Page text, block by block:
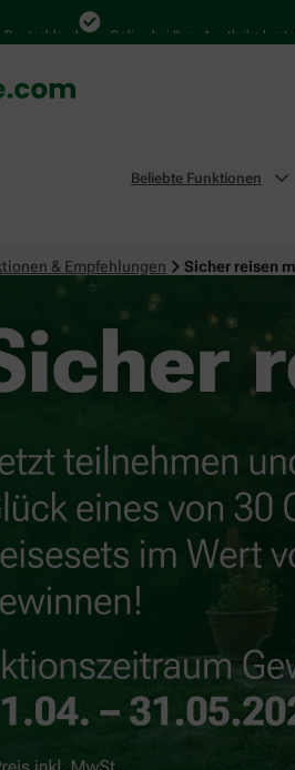
Online bei Ihrer Apotheke bestellen
Beliebte Funktionen
& Empfehlungen Sicher reisen